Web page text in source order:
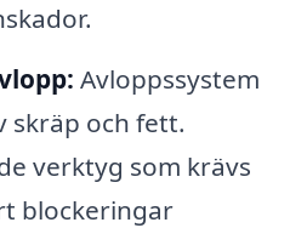
Avloppssystem
skräp och fett.
verktyg som krävs
blockeringar